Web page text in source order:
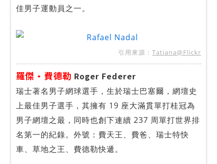
佳男子運動員之一。
引用來源： Tatiana@Flickr
羅傑·費德勒 Roger Federer
瑞士著名男子網球選手，生於瑞士巴塞爾，網壇史
上最佳男子選手，其擁有 19 座大滿貫單打桂冠為
男子網壇之最，同時也創下連續 237 周單打世界排
名第一的紀錄。外號：費天王、費爸、瑞士特快
車、草地之王、費德勒快遞。